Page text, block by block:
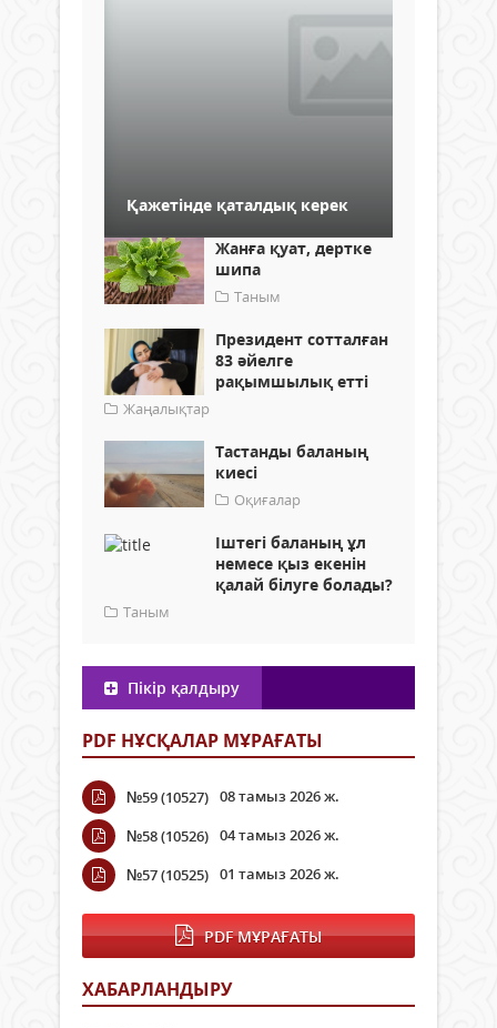
Қажетінде қаталдық керек
Жанға қуат, дертке
шипа
Таным
Президент сотталған
83 әйелге
рақымшылық етті
Жаңалықтар
Тастанды баланың
киесі
Оқиғалар
Іштегі баланың ұл
немесе қыз екенін
қалай білуге болады?
Таным
Пікір қалдыру
PDF НҰСҚАЛАР МҰРАҒАТЫ
№59 (10527) 08 тамыз 2026 ж.
№58 (10526) 04 тамыз 2026 ж.
№57 (10525) 01 тамыз 2026 ж.
PDF МҰРАҒАТЫ
ХАБАРЛАНДЫРУ